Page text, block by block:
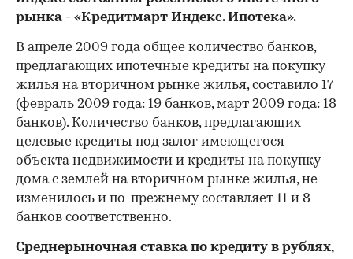
рынка - «Кредитмарт Индекс. Ипотека».
В апреле 2009 года общее количество банков,
предлагающих ипотечные кредиты на покупку
жилья на вторичном рынке жилья, составило 17
(февраль 2009 года: 19 банков, март 2009 года: 18
банков). Количество банков, предлагающих
целевые кредиты под залог имеющегося
объекта недвижимости и кредиты на покупку
дома с землей на вторичном рынке жилья, не
изменилось и по-прежнему составляет 11 и 8
банков соответственно.
Среднерыночная ставка по кредиту в рублях,